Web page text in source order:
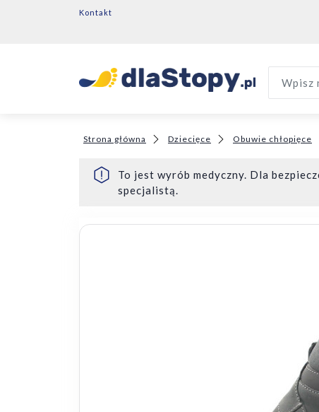
Kontakt
Wpisz
Strona główna Dziecięce Obuwie chłopięce
To jest wyrób medyczny. Dla
specjalistą.